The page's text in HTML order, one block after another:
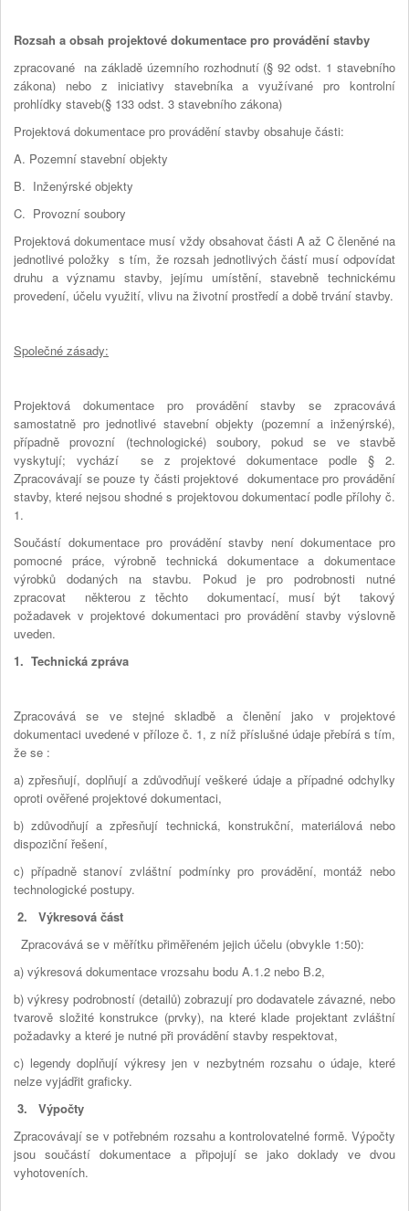
Rozsah a obsah projektové dokumentace pro provádění stavby
zpracované na základě územního rozhodnutí (§ 92 odst. 1 stavebního
zákona) nebo z iniciativy stavebníka a využívané pro kontrolní
prohlídky staveb(§ 133 odst. 3 stavebního zákona)
Projektová dokumentace pro provádění stavby obsahuje části:
A. Pozemní stavební objekty
B. Inženýrské objekty
C. Provozní soubory
Projektová dokumentace musí vždy obsahovat části A až C členěné na
jednotlivé položky s tím, že rozsah jednotlivých částí musí odpovídat
druhu a významu stavby, jejímu umístění, stavebně technickému
provedení, účelu využití, vlivu na životní prostředí a době trvání stavby.
Společné zásady:
Projektová dokumentace pro provádění stavby se zpracovává
samostatně pro jednotlivé stavební objekty (pozemní a inženýrské),
případně provozní (technologické) soubory, pokud se ve stavbě
vyskytují; vychází se z projektové dokumentace podle § 2.
Zpracovávají se pouze ty části projektové dokumentace pro provádění
stavby, které nejsou shodné s projektovou dokumentací podle přílohy č.
1.
Součástí dokumentace pro provádění stavby není dokumentace pro
pomocné práce, výrobně technická dokumentace a dokumentace
výrobků dodaných na stavbu. Pokud je pro podrobnosti nutné
zpracovat některou z těchto dokumentací, musí být takový
požadavek v projektové dokumentaci pro provádění stavby výslovně
uveden.
1. Technická zpráva
Zpracovává se ve stejné skladbě a členění jako v projektové
dokumentaci uvedené v příloze č. 1, z níž příslušné údaje přebírá s tím,
že se :
a) zpřesňují, doplňují a zdůvodňují veškeré údaje a případné odchylky
oproti ověřené projektové dokumentaci,
b) zdůvodňují a zpřesňují technická, konstrukční, materiálová nebo
dispoziční řešení,
c) případně stanoví zvláštní podmínky pro provádění, montáž nebo
technologické postupy.
2. Výkresová část
Zpracovává se v měřítku přiměřeném jejich účelu (obvykle 1:50):
a) výkresová dokumentace vrozsahu bodu A.1.2 nebo B.2,
b) výkresy podrobností (detailů) zobrazují pro dodavatele závazné, nebo
tvarově složité konstrukce (prvky), na které klade projektant zvláštní
požadavky a které je nutné při provádění stavby respektovat,
c) legendy doplňují výkresy jen v nezbytném rozsahu o údaje, které
nelze vyjádřit graficky.
3. Výpočty
Zpracovávají se v potřebném rozsahu a kontrolovatelné formě. Výpočty
jsou součástí dokumentace a připojují se jako doklady ve dvou
vyhotoveních.